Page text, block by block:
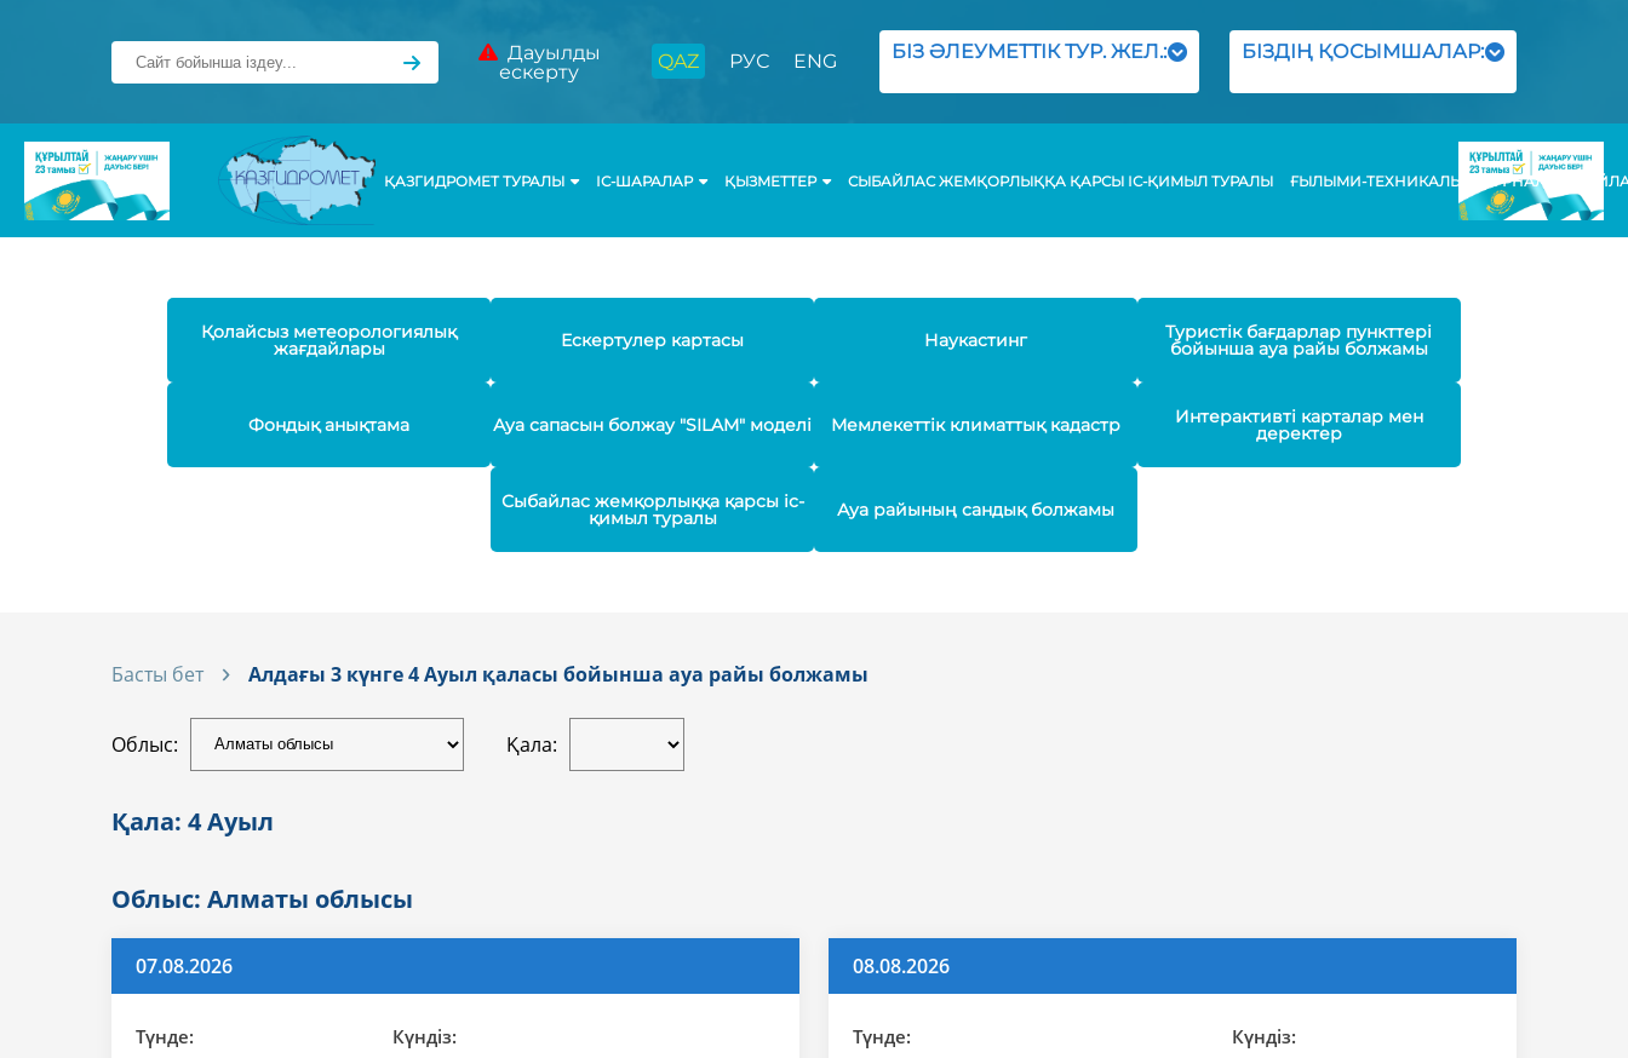
Дауылды
ескерту
QAZ РУС ENG БІЗ ӘЛЕУМЕТТІК ТУР. ЖЕЛ.: БІЗДІҢ ҚОСЫМШАЛАР:
ҚАЗГИДРОМЕТ ТУРАЛЫ ІС-ШАРАЛАР ҚЫЗМЕТТЕР СЫБАЙЛАС ЖЕМҚОРЛЫҚҚА ҚАРСЫ ІС-ҚИМЫЛ ТУРАЛЫ ҒЫЛЫМИ-ТЕХНИКАЛЫҚ ЖУРНАЛЫ
Қолайсыз метеорологиялық
жағдайлары Ескертулер картасы Наукастинг Туристік бағдарлар пункттері
бойынша ауа райы болжамы
Фондық анықтама Ауа сапасын болжау "SILAM" моделі Мемлекеттік климаттық кадастр Интерактивті карталар мен
деректер
Сыбайлас жемқорлыққа қарсы іс-
қимыл туралы Ауа райының сандық болжамы
Басты бет Алдағы 3 күнге 4 Aуыл қаласы бойынша ауа райы болжамы
Облыс: Қала:
Қала: 4 Aуыл
Облыс: Алматы облысы
07.08.2026
Түнде: Күндiз:
08.08.2026
Түнде: Күндiз: